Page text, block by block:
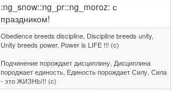
:ng_snow::ng_pr::ng_moroz: с
праздником!
Obedience breeds discipline, Discipline breeds unity,
Unity breeds power, Power is LIFE !!! (c)
Подчинение порождает дисциплину, Дисциплина
породжает единость, Единость порождает Силу, Сила
- это ЖИЗНЬ!!! (с)